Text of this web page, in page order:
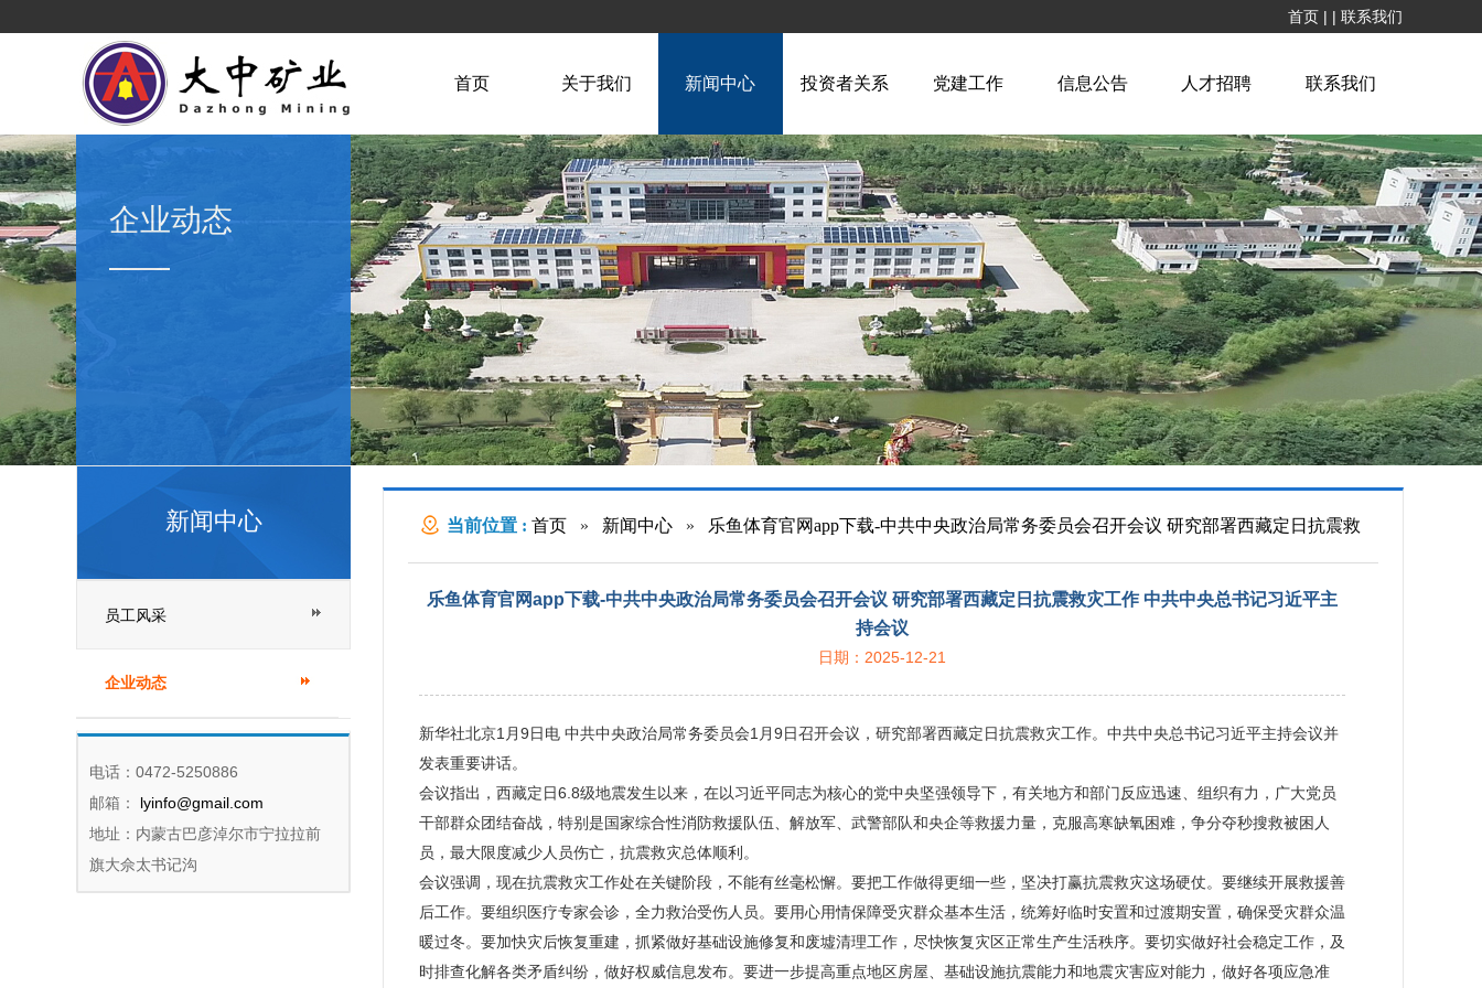
首页 | | 联系我们
首页 关于我们 新闻中心 投资者关系 党建工作 信息公告 人才招聘 联系我们
企业动态
新闻中心
员工风采
企业动态
电话：0472-5250886
邮箱：
lyinfo@gmail.com
地址：内蒙古巴彦淖尔市宁拉拉前
旗大佘太书记沟
当前位置 : 首页» 新闻中心» 乐鱼体育官网app下载-中共中央政治局常务委员会召开会议 研究部署西藏定日抗震救
乐鱼体育官网app下载-中共中央政治局常务委员会召开会议 研究部署西藏定日抗震救灾工作 中共中央总书记习近平主
持会议
日期：2025-12-21
新华社北京1月9日电 中共中央政治局常务委员会1月9日召开会议，研究部署西藏定日抗震救灾工作。中共中央总书记习近平主持会议并
发表重要讲话。
会议指出，西藏定日6.8级地震发生以来，在以习近平同志为核心的党中央坚强领导下，有关地方和部门反应迅速、组织有力，广大党员
干部群众团结奋战，特别是国家综合性消防救援队伍、解放军、武警部队和央企等救援力量，克服高寒缺氧困难，争分夺秒搜救被困人
员，最大限度减少人员伤亡，抗震救灾总体顺利。
会议强调，现在抗震救灾工作处在关键阶段，不能有丝毫松懈。要把工作做得更细一些，坚决打赢抗震救灾这场硬仗。要继续开展救援善
后工作。要组织医疗专家会诊，全力救治受伤人员。要用心用情保障受灾群众基本生活，统筹好临时安置和过渡期安置，确保受灾群众温
暖过冬。要加快灾后恢复重建，抓紧做好基础设施修复和废墟清理工作，尽快恢复灾区正常生产生活秩序。要切实做好社会稳定工作，及
时排查化解各类矛盾纠纷，做好权威信息发布。要进一步提高重点地区房屋、基础设施抗震能力和地震灾害应对能力，做好各项应急准